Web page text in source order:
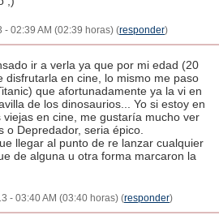
- 02:39 AM (02:39 horas) (responder)
ir a verla ya que por mi edad (20
disfrutarla en cine, lo mismo me paso
que afortunadamente ya la vi en
de los dinosaurios... Yo si estoy en
en cine, me gustaría mucho ver
o Depredador, seria épico.
llegar al punto de re lanzar cualquier
de alguna u otra forma marcaron la
- 03:40 AM (03:40 horas) (responder)